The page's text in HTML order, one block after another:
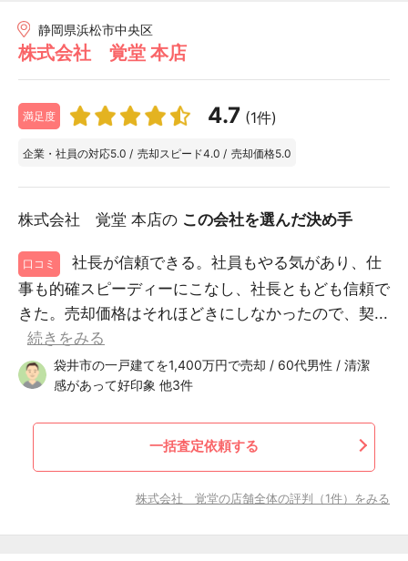
静岡県浜松市中央区
株式会社 覚堂 本店
満足度 4.7 (1件)
企業・社員の対応5.0 / 売却スピード4.0 / 売却価格5.0
株式会社 覚堂 本店の この会社を選んだ決め手
口コミ
社長が信頼できる。社員もやる気があり、仕
事も的確スピーディーにこなし、社長ともども信頼で
きた。売却価格はそれほどきにしなかったので、契...
続きをみる
袋井市の一戸建てを1,400万円で売却 / 60代男性 / 清潔
感があって好印象 他3件
一括査定依頼する
株式会社 覚堂の店舗全体の評判（1件）をみる